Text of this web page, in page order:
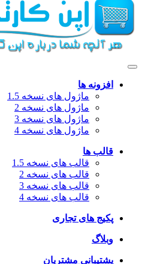
افزونه ها
ماژول های نسخه 1.5
ماژول های نسخه 2
ماژول های نسخه 3
ماژول های نسخه 4
قالب ها
قالب های نسخه 1.5
قالب های نسخه 2
قالب های نسخه 3
قالب های نسخه 4
پکیج های تجاری
وبلاگ
پشتیبانی مشتریان